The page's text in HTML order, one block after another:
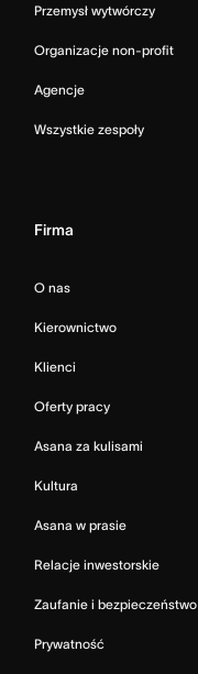
Przemysł wytwórczy
Organizacje non-profit
Agencje
Wszystkie zespoły
Firma
O nas
Kierownictwo
Klienci
Oferty pracy
Asana za kulisami
Kultura
Asana w prasie
Relacje inwestorskie
Zaufanie i bezpieczeństwo
Prywatność